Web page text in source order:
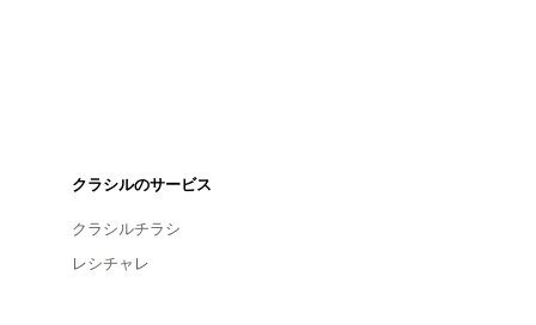
クラシルのサービス
クラシルチラシ
レシチャレ